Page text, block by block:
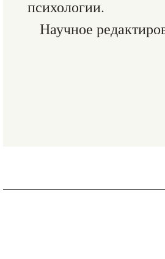
психологии.
Научное